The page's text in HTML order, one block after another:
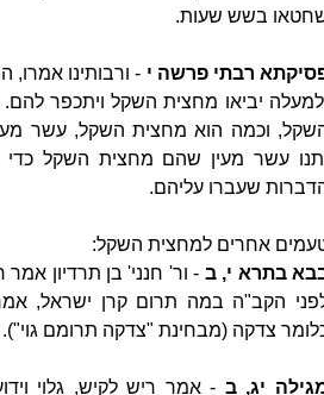
בשש שעות.
רבתי פרשה י - ורבותינו אמרו,
יביאו מחצית השקל ויתכפר להם.
וכמה הוא מחצית השקל, עשר
עשר מעין שהם מחצית השקל
שעברו עליהם.
אחרים למחצית השקל:
בתרא י, ב - ור' חנני' בן תרדיון
הקב"ה במה תרום קרן ישראל,
צדקה (מבחינת "צדקה תרומם גוי").
יג, ב - אמר ריש לקיש, גלוי